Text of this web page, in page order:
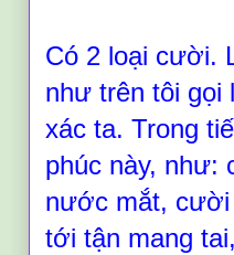
Có 2 loại cười.
như trên tôi gọi
xác ta. Trong
phúc này, như:
nước mắt,
tới tận mang